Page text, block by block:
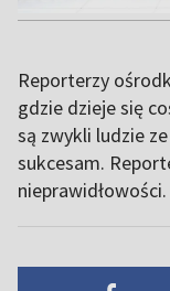
Reporterzy
gdzie dzieje się
są zwykli ludzie
sukcesam.
nieprawidłowości.